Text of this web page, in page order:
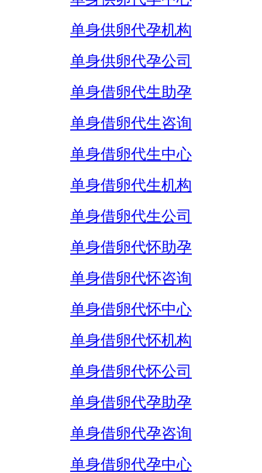
单身供卵代孕机构
单身供卵代孕公司
单身借卵代生助孕
单身借卵代生咨询
单身借卵代生中心
单身借卵代生机构
单身借卵代生公司
单身借卵代怀助孕
单身借卵代怀咨询
单身借卵代怀中心
单身借卵代怀机构
单身借卵代怀公司
单身借卵代孕助孕
单身借卵代孕咨询
单身借卵代孕中心